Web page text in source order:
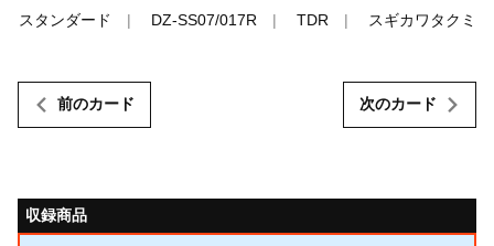
スタンダード DZ-SS07/017R TDR スギカワタクミ
前のカード 次のカード
収録商品